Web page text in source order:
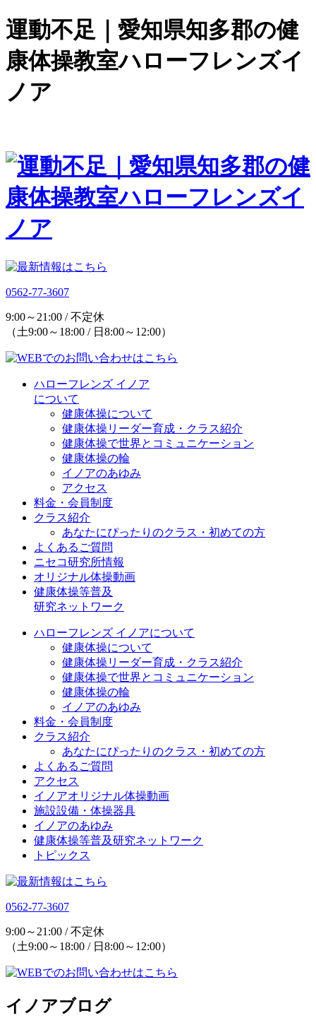
運動不足｜愛知県知多郡の健
康体操教室ハローフレンズイ
ノア
0562-77-3607
9:00～21:00 / 不定休
（土9:00～18:00 / 日8:00～12:00）
ハローフレンズ イノア
について
健康体操について
健康体操リーダー育成・クラス紹介
健康体操で世界とコミュニケーション
健康体操の輪
イノアのあゆみ
アクセス
料金・会員制度
クラス紹介
あなたにぴったりのクラス・初めての方
よくあるご質問
ニセコ研究所情報
オリジナル体操動画
健康体操等普及
研究ネットワーク
ハローフレンズ イノアについて
健康体操について
健康体操リーダー育成・クラス紹介
健康体操で世界とコミュニケーション
健康体操の輪
イノアのあゆみ
料金・会員制度
クラス紹介
あなたにぴったりのクラス・初めての方
よくあるご質問
アクセス
イノアオリジナル体操動画
施設設備・体操器具
イノアのあゆみ
健康体操等普及研究ネットワーク
トピックス
0562-77-3607
9:00～21:00 / 不定休
（土9:00～18:00 / 日8:00～12:00）
イノアブログ